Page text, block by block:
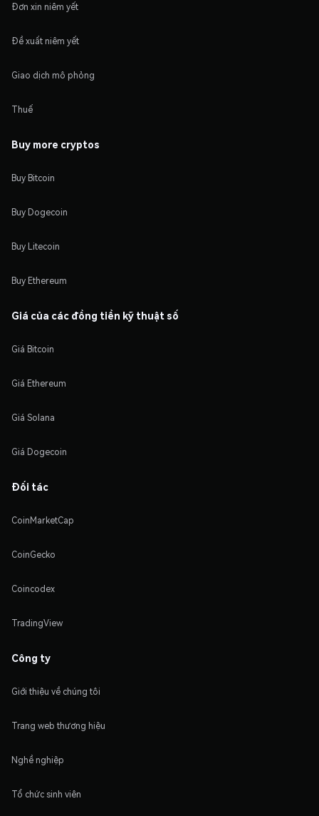
Đơn xin niêm yết
Đề xuất niêm yết
Giao dịch mô phỏng
Thuế
Buy more cryptos
Buy Bitcoin
Buy Dogecoin
Buy Litecoin
Buy Ethereum
Giá của các đồng tiền kỹ thuật số
Giá Bitcoin
Giá Ethereum
Giá Solana
Giá Dogecoin
Đối tác
CoinMarketCap
CoinGecko
Coincodex
TradingView
Công ty
Giới thiệu về chúng tôi
Trang web thương hiệu
Nghề nghiệp
Tổ chức sinh viên